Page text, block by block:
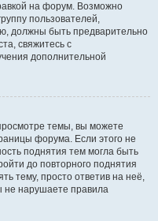
на форум. Возможно
пользователей,
должны быть предварительно
свяжитесь с
дополнительной
темы, вы можете
форума. Если этого не
поднятия тем могла быть
до повторного поднятия
тему, просто ответив на неё,
не нарушаете правила